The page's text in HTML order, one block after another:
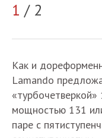
1 / 2
Как и
Lamando
мощностью 131
паре с